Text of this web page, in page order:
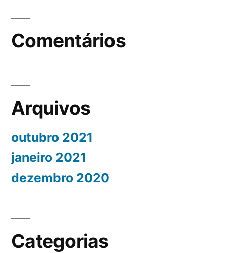
Comentários
Arquivos
outubro 2021
janeiro 2021
dezembro 2020
Categorias